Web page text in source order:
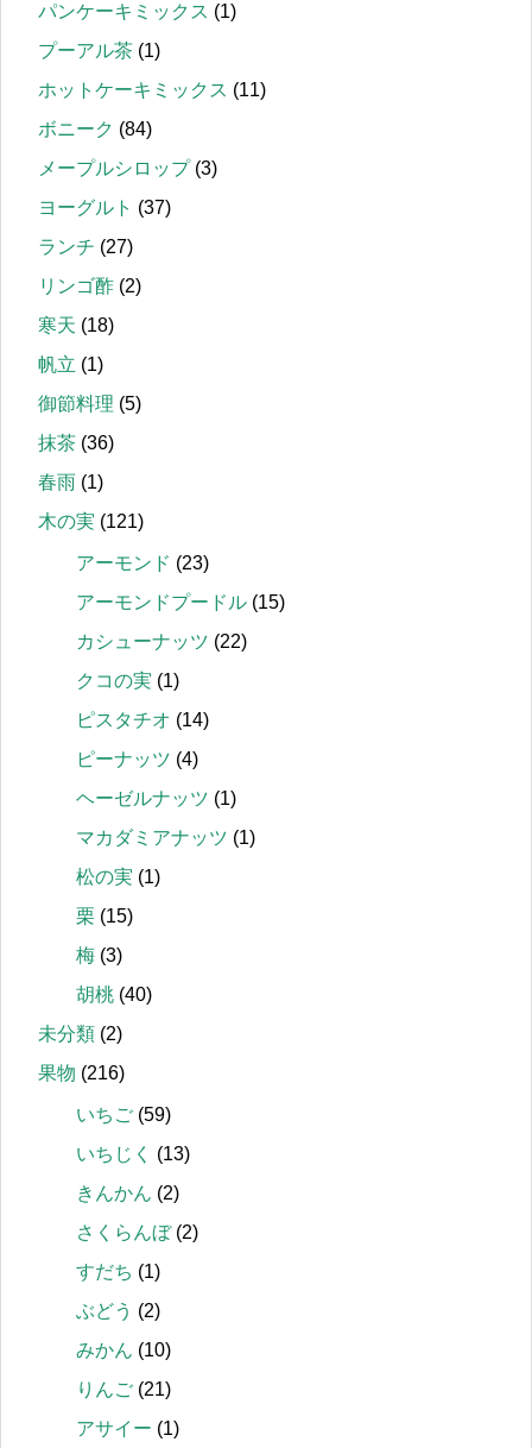
パンケーキミックス (1)
プーアル茶 (1)
ホットケーキミックス (11)
ボニーク (84)
メープルシロップ(3)
ヨーグルト (37)
ランチ (27)
リンゴ酢 (2)
寒天 (18)
帆立 (1)
御節料理 (5)
抹茶 (36)
春雨 (1)
木の実 (121)
アーモンド (23)
アーモンドプードル (15)
カシューナッツ (22)
クコの実 (1)
ピスタチオ (14)
ピーナッツ (4)
ヘーゼルナッツ (1)
マカダミアナッツ (1)
松の実 (1)
栗 (15)
梅 (3)
胡桃 (40)
未分類 (2)
果物 (216)
いちご (59)
いちじく
(13)
きんかん (2)
さくらんぼ(2)
すだち (1)
ぶどう (2)
みかん (10)
りんご (21)
アサイー (1)